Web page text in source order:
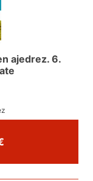
ajedrez. 6.
7,90 €